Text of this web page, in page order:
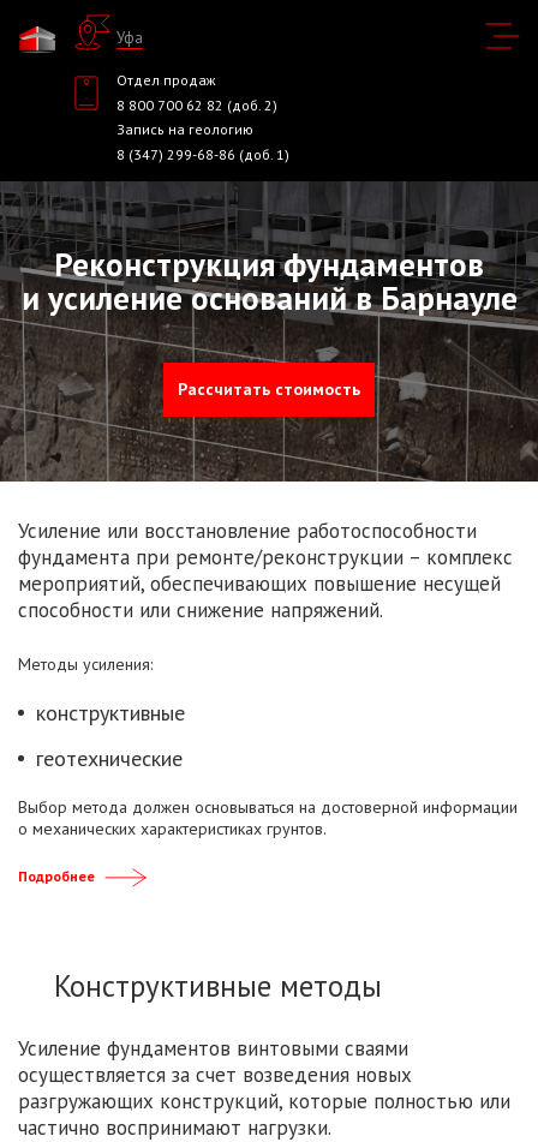
Уфа
Отдел продаж
8 800 700 62 82 (доб. 2)
Запись на геологию
8 (347) 299-68-86 (доб. 1)
Реконструкция фундаментов
и усиление оснований в Барнауле
Рассчитать стоимость
Усиление или восстановление работоспособности
фундамента при ремонте/реконструкции – комплекс
мероприятий, обеспечивающих повышение несущей
способности или снижение напряжений.
Методы усиления:
конструктивные
геотехнические
Выбор метода должен основываться на достоверной информации
о механических характеристиках грунтов.
Подробнее
Конструктивные методы
Усиление фундаментов винтовыми сваями
осуществляется за счет возведения новых
разгружающих конструкций, которые полностью или
частично воспринимают нагрузки.